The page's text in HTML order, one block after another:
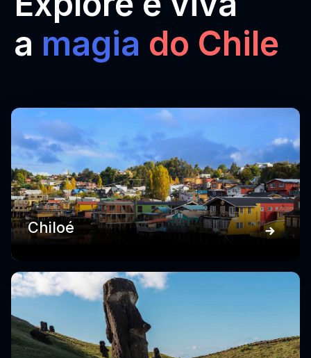
a magia do Chile
Chiloé